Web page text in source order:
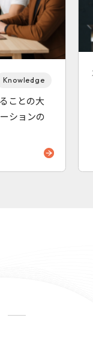
Knowledge
ことの大
ションの